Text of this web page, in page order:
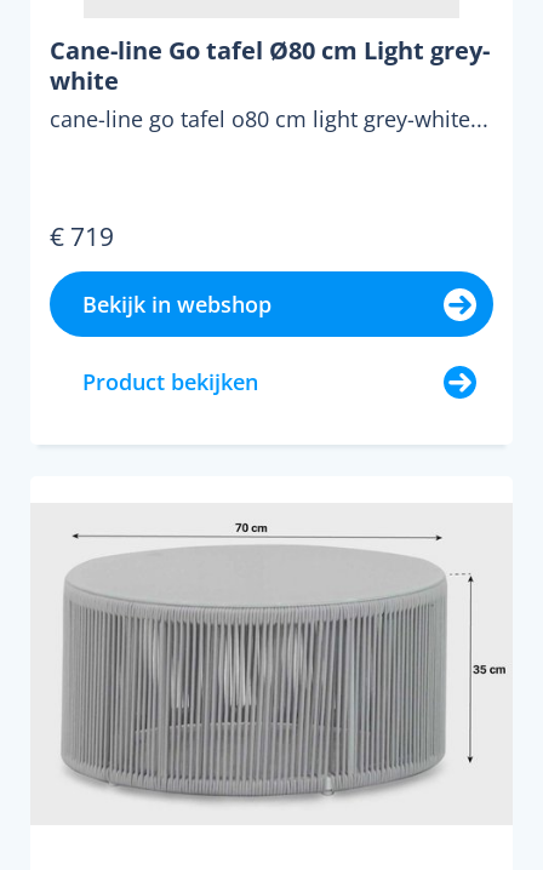
Cane-line Go tafel Ø80 cm Light grey-
white
cane-line go tafel o80 cm light grey-white...
€ 719
Bekijk in webshop
Product bekijken